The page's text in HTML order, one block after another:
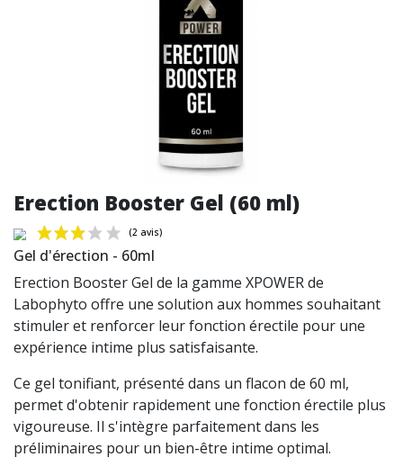
Erection Booster Gel (60 ml)
(2 avis)
Gel d'érection - 60ml
Erection Booster Gel de la gamme XPOWER de
Labophyto offre une solution aux hommes souhaitant
stimuler et renforcer leur fonction érectile pour une
expérience intime plus satisfaisante.
Ce gel tonifiant, présenté dans un flacon de 60 ml,
permet d'obtenir rapidement une fonction érectile plus
vigoureuse. Il s'intègre parfaitement dans les
préliminaires pour un bien-être intime optimal.